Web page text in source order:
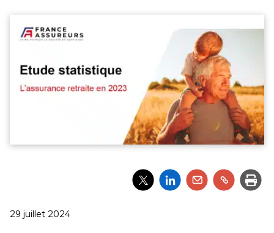
Partager
l'article
Partager
l'article
Partager
l'article
Partager
l'article
Publié
29 juillet 2024